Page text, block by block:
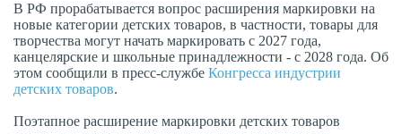
В РФ прорабатывается вопрос расширения маркировки на
новые категории детских товаров, в частности, товары для
творчества могут начать маркировать с 2027 года,
канцелярские и школьные принадлежности - с 2028 года. Об
этом сообщили в пресс-службе Конгресса индустрии
детских товаров.
Поэтапное расширение маркировки детских товаров